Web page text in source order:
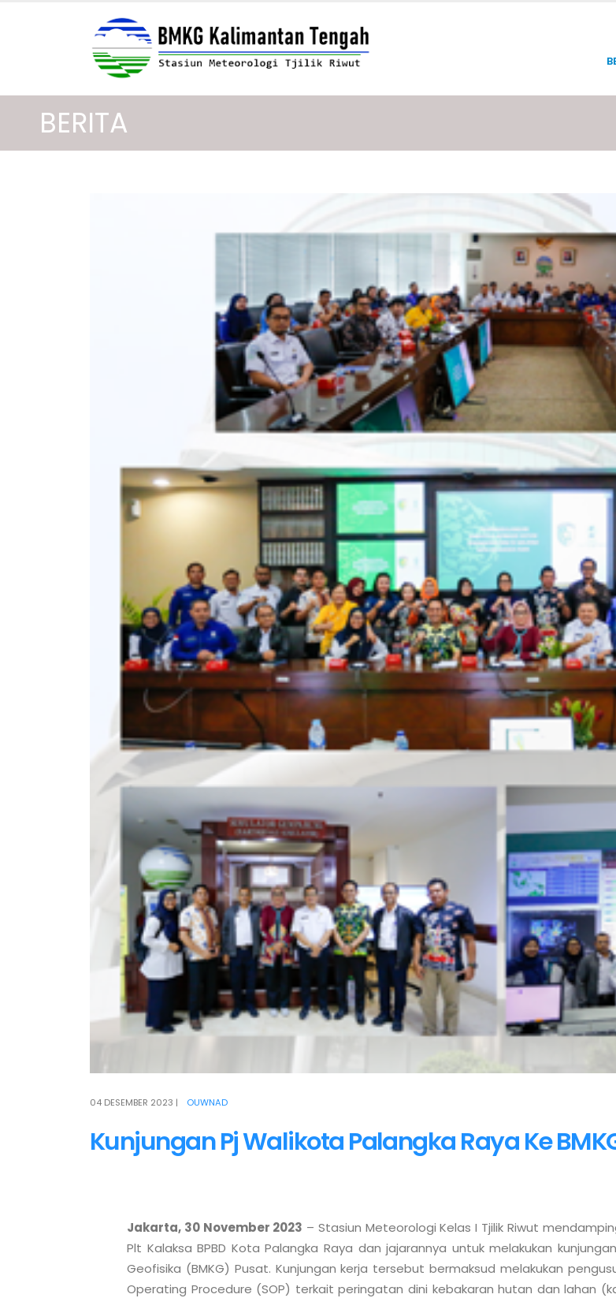
BERITA
04 DESEMBER 2023 | OUWNAD
Kunjungan Pj Walikota Palangka Raya Ke
Jakarta, 30 November 2023 – Stasiun Meteorologi Kelas I Tjilik Riwut
Plt Kalaksa BPBD Kota Palangka Raya dan jajarannya untuk melakukan
Geofisika (BMKG) Pusat. Kunjungan kerja tersebut bermaksud melakukan
Operating Procedure (SOP) terkait peringatan dini kebakaran hutan dan lahan